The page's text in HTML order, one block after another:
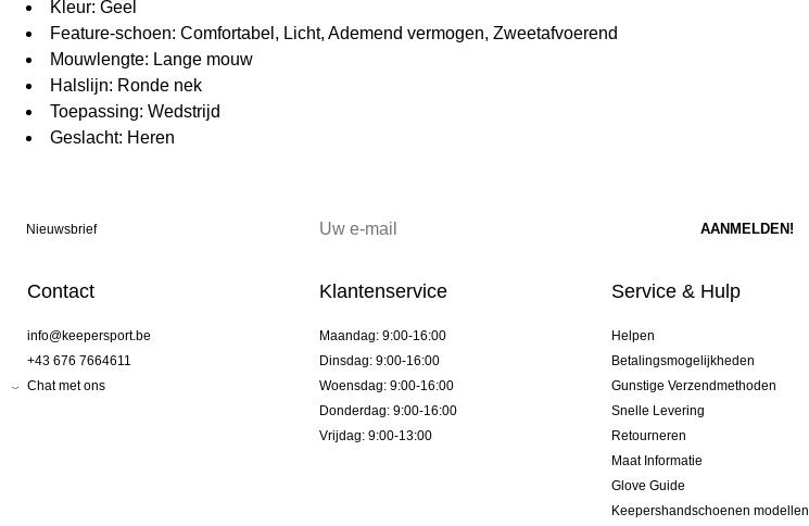
Kleur: Geel
Feature-schoen: Comfortabel, Licht, Ademend vermogen, Zweetafvoerend
Mouwlengte: Lange mouw
Halslijn: Ronde nek
Toepassing: Wedstrijd
Geslacht: Heren
Nieuwsbrief
Contact
info@keepersport.be
+43 676 7664611
Chat met ons
Klantenservice
Maandag: 9:00-16:00
Dinsdag: 9:00-16:00
Woensdag: 9:00-16:00
Donderdag: 9:00-16:00
Vrijdag: 9:00-13:00
Service & Hulp
Helpen
Betalingsmogelijkheden
Gunstige Verzendmethoden
Snelle Levering
Retourneren
Maat Informatie
Glove Guide
Keepershandschoenen modellen